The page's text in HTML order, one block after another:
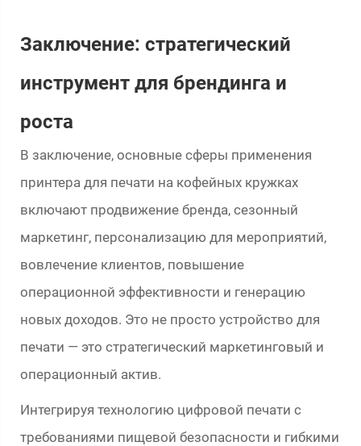
Заключение: стратегический
инструмент для брендинга и
роста
В заключение, основные сферы применения
принтера для печати на кофейных кружках
включают продвижение бренда, сезонный
маркетинг, персонализацию для мероприятий,
вовлечение клиентов, повышение
операционной эффективности и генерацию
новых доходов. Это не просто устройство для
печати — это стратегический маркетинговый и
операционный актив.
Интегрируя технологию цифровой печати с
требованиями пищевой безопасности и гибкими